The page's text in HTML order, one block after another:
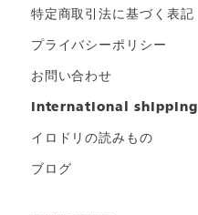
特定商取引法に基づく表記
プライバシーポリシー
お問い合わせ
international shipping
イロドリの読みもの
ブログ